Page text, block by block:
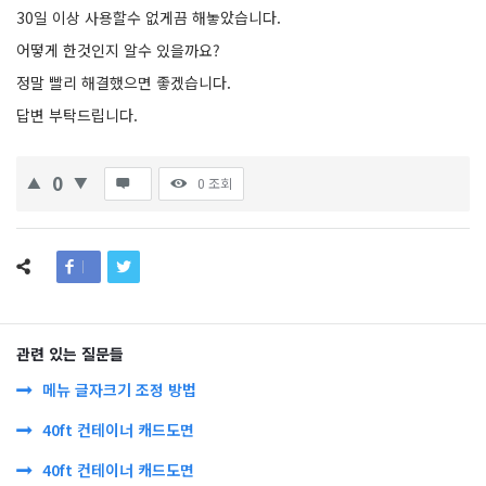
30일 이상 사용할수 없게끔 해놓았습니다.
어떻게 한것인지 알수 있을까요?
정말 빨리 해결했으면 좋겠습니다.
답변 부탁드립니다.
0 0 조회
관련 있는 질문들
메뉴 글자크기 조정 방법
40ft 컨테이너 캐드도면
40ft 컨테이너 캐드도면